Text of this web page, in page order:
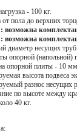
- 100 кг.
от пола до верхних
возможна
возможна
диаметр несущих
опорной
опорной плиты - 10
высота подвеса
разнос несущих
по высоте между
40 кг.